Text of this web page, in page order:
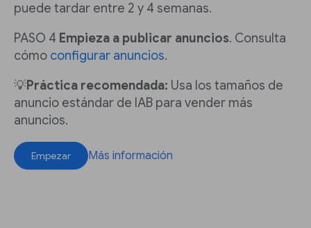
puede tardar entre 2 y 4 semanas.
PASO 4 Empieza a publicar anuncios. Consulta
cómo configurar anuncios.
💡Práctica recomendada: Usa los tamaños de
anuncio estándar de IAB para vender más
anuncios.
Empezar Más información